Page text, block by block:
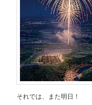
それでは、また明日！